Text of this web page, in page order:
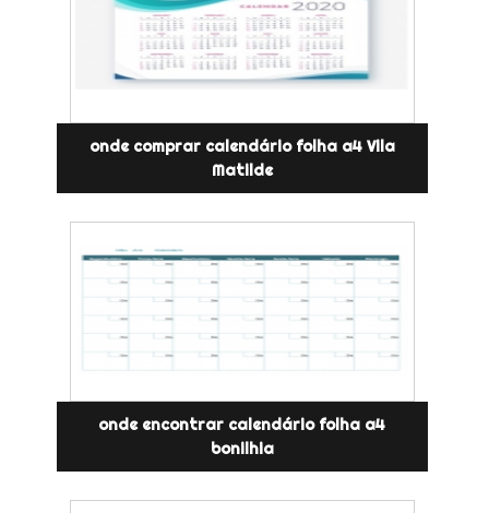
onde comprar calendário folha a4 Vila
Matilde
onde encontrar calendário folha a4
bonilhia